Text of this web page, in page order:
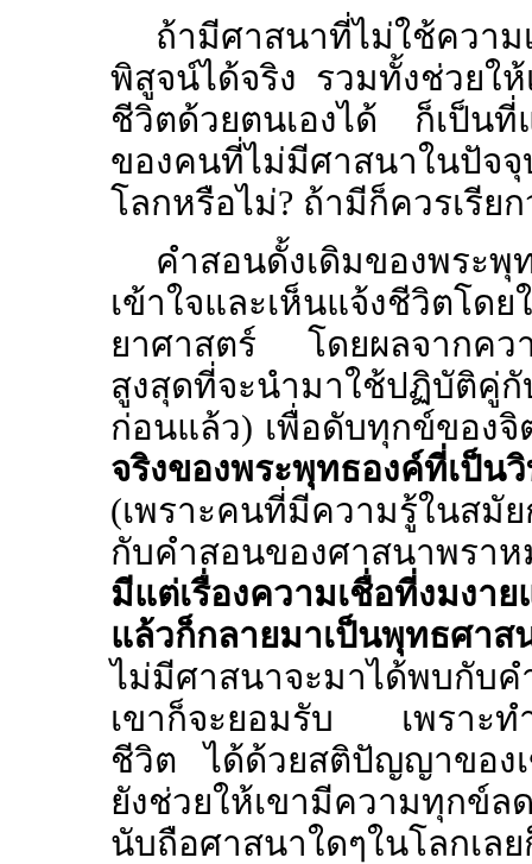
ถ้ามีศาสนาที่ไม่ใช้ควา
พิสูจน์ได้จริง รวมทั้งช่วยใ
ชีวิตด้วยตนเองได้ ก็เป็นที่
ของคนที่ไม่มีศาสนาในปัจ
โลกหรือไม่? ถ้ามีก็ควรเรีย
คำสอนดั้งเดิมของพระ
เข้าใจและเห็นแจ้งชีวิตโด
ยาศาสตร์ โดยผลจากคว
สูงสุดที่จะนำมาใช้ปฏิบัติ
ก่อนแล้ว) เพื่อดับทุกข์ของจิ
จริงของพระพุทธองค์ที่เป็
(เพราะคนที่มีความรู้ในส
กับคำสอนของศาสนาพร
มีแต่เรื่องความเชื่อที่งมงา
แล้วก็กลายมาเป็นพุทธศาส
ไม่มีศาสนาจะมาได้พบกับค
เขาก็จะยอมรับ เพราะทำ
ชีวิต ได้ด้วยสติปัญญาของเ
ยังช่วยให้เขามีความทุกข์ล
นับถือศาสนาใดๆในโลกเล